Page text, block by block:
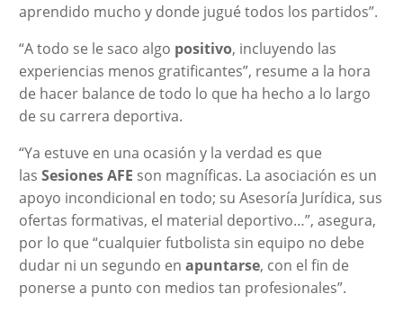
aprendido mucho y donde jugué todos los partidos”.
“A todo se le saco algo positivo, incluyendo las
experiencias menos gratificantes”, resume a la hora
de hacer balance de todo lo que ha hecho a lo largo
de su carrera deportiva.
“Ya estuve en una ocasión y la verdad es que
las Sesiones AFE son magníficas. La asociación es un
apoyo incondicional en todo; su Asesoría Jurídica, sus
ofertas formativas, el material deportivo…”, asegura,
por lo que “cualquier futbolista sin equipo no debe
dudar ni un segundo en apuntarse, con el fin de
ponerse a punto con medios tan profesionales”.